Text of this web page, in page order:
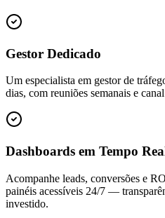
Gestor Dedicado
Um especialista em gestor de
dias, com reuniões semanais e
Dashboards em Tempo
Acompanhe leads, conversões e
painéis acessíveis 24/7 —
investido.